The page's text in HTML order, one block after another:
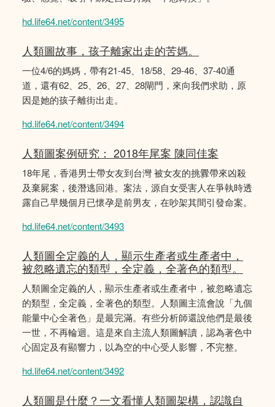
hd.life64.net/content/3495
人類圖故事，孩子離家出走的苦媽。
一位4/6的媽媽，帶有21-45、18/58、29-46、37-40通
道，還有62、25、26、27、28閘門，來向我們求助，原
因是她的孩子離街出走。
hd.life64.net/content/3494
人類圖案例研究： 2018年尾案 陳同佳案
18年尾，香港男士帶女友到台灣 被女友的挑釁帶來凶殺
及棄屍案，後潛逃回港。案法，源自女受害人在爭執時透
露自己早幾個月已懷孕是前男友，在吵架其間引發命案。
hd.life64.net/content/3493
人類圖全定義的人，顯示生產者或生產者中，
被忽略遺忘的類型，全定義，全著色的類型。
人類圖全定義的人，顯示生產者或生產者中，被忽略遺忘
的類型，全定義，全著色的類型。人類圖主流會說「九個
能量中心全著色」是最完滿。有些分析師還說他們是最後
一世，不再輪迴。這是來自主流人類圖解讀，認為著色中
心固定及有顯響力，以為空的中心受人影響，𣎴完整。
hd.life64.net/content/3492
人類圖是什麼？一文看懂人類圖架構，認識自